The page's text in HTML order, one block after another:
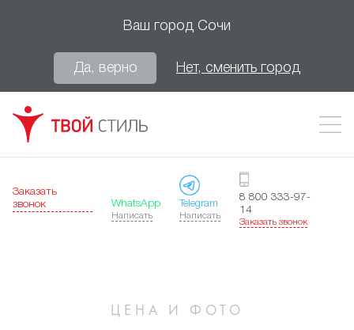
Ваш город Сочи
Да, верно Нет, сменить город
Заказать
звонок
WhatsApp
Написать
Telegram
Написать
8 800 333-97-
14
Заказать звонок
ЦЕНА И ФОТО